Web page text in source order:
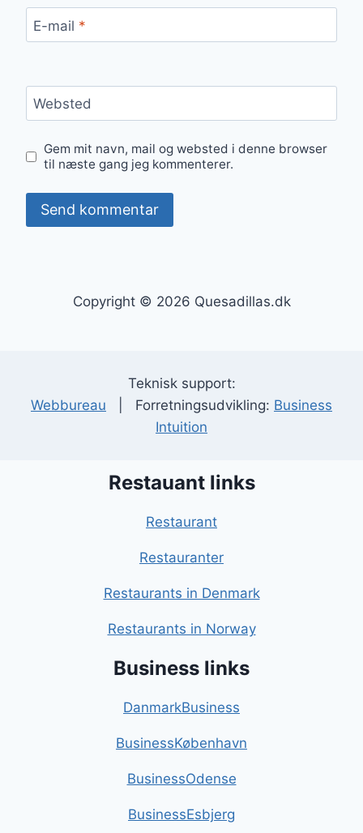
E-mail *
Websted
Gem mit navn, mail og websted i denne browser
til næste gang jeg kommenterer.
Copyright © 2026 Quesadillas.dk
Teknisk support:
Webbureau | Forretningsudvikling: Business
Intuition
Restauant links
Restaurant
Restauranter
Restaurants in Denmark
Restaurants in Norway
Business links
DanmarkBusiness
BusinessKøbenhavn
BusinessOdense
BusinessEsbjerg